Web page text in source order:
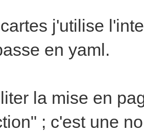
j'utilise
en yaml.
la mise en
; c'est une